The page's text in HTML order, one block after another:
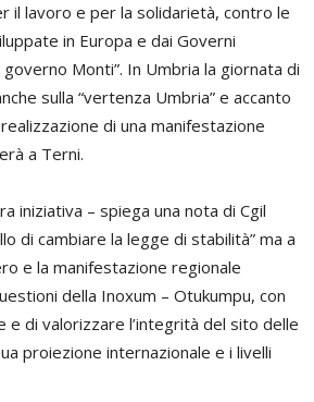
il lavoro e per la solidarietà, contro le
in Europa e dai Governi
Monti”. In Umbria la giornata di
sulla “vertenza Umbria” e accanto
di una manifestazione
a Terni.
iniziativa – spiega una nota di Cgil
di cambiare la legge di stabilità” ma a
e la manifestazione regionale
della Inoxum – Otukumpu, con
e di valorizzare l’integrità del sito delle
proiezione internazionale e i livelli